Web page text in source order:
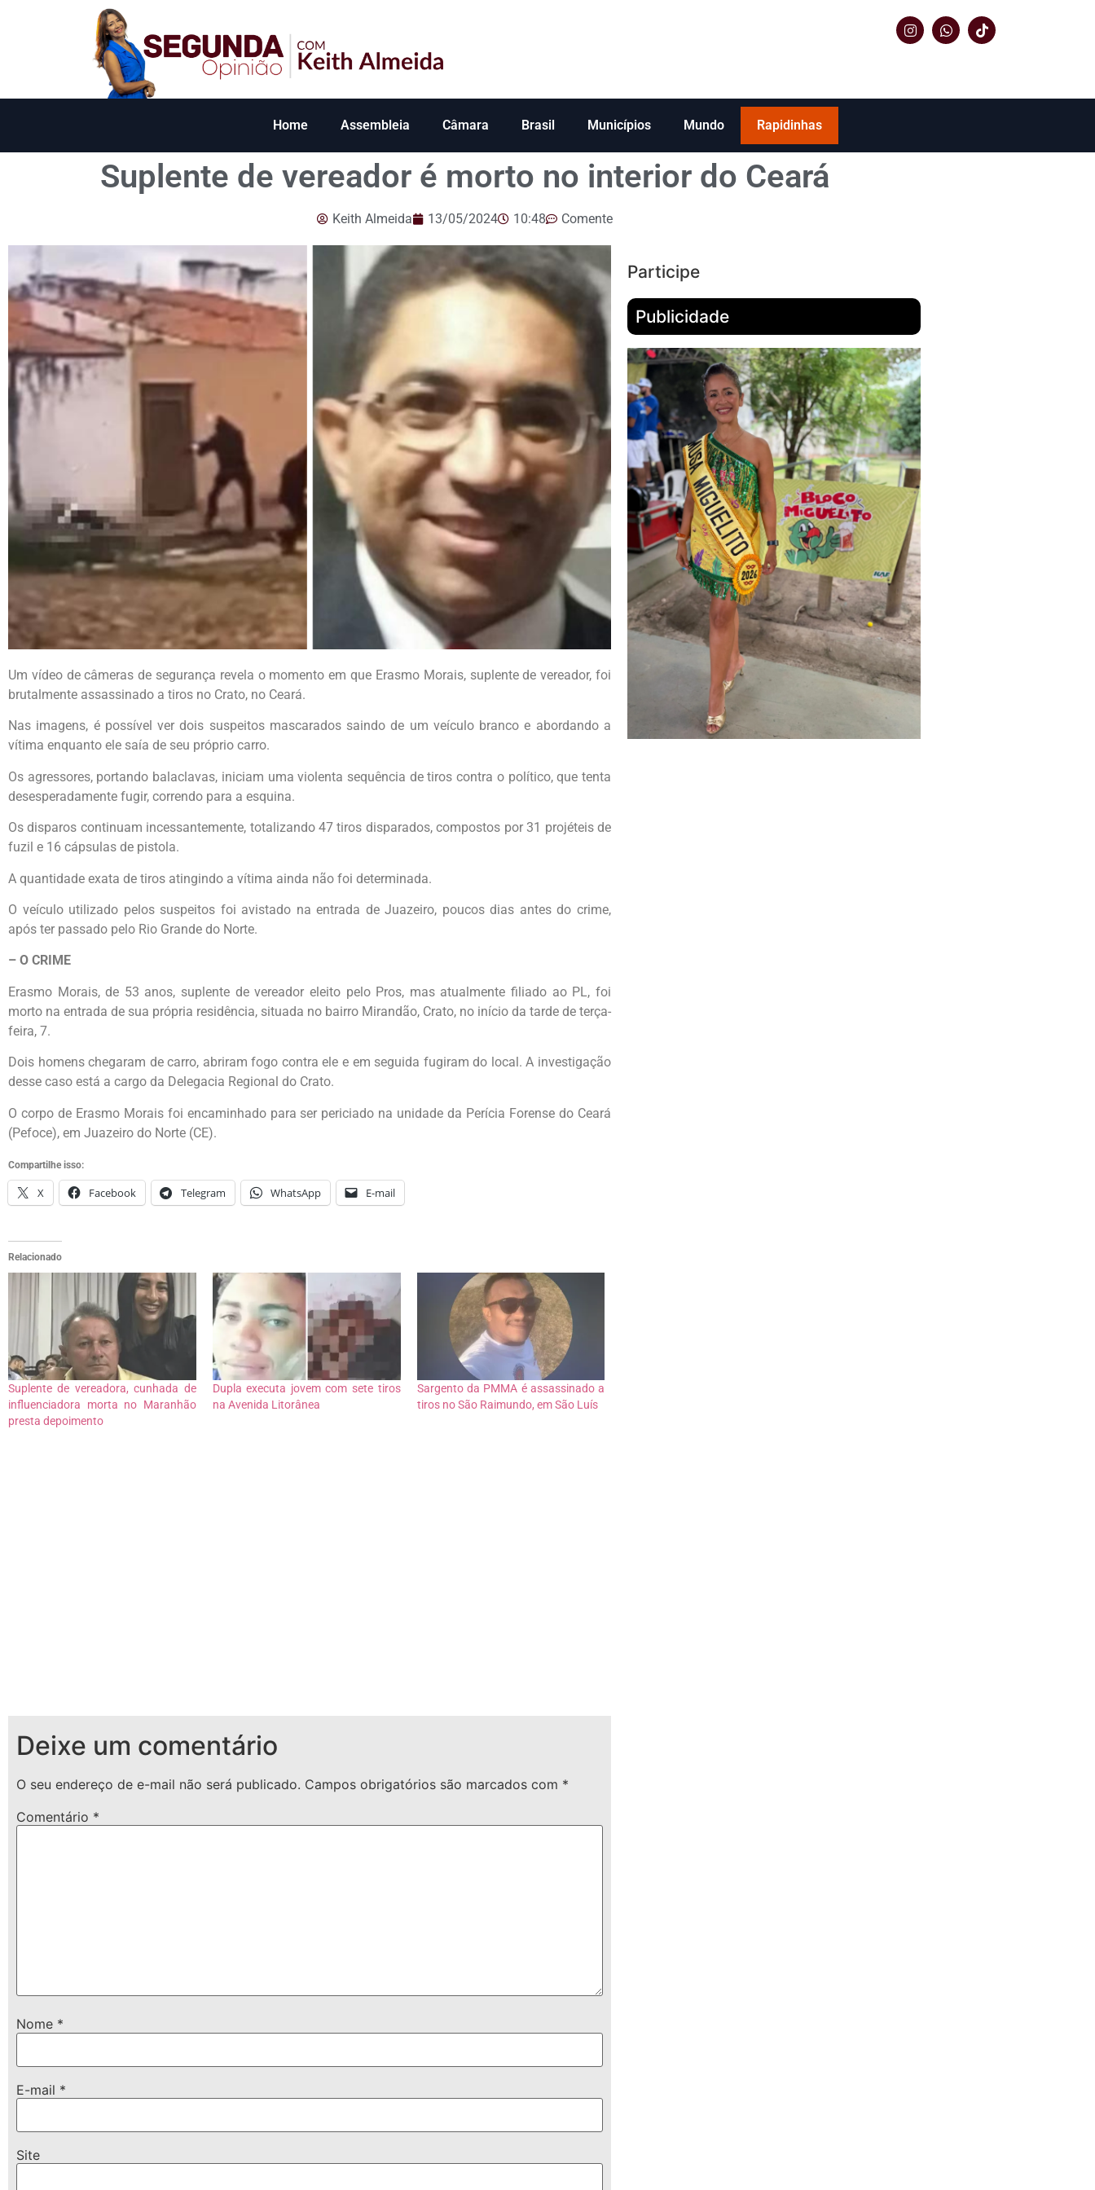
Home Assembleia Câmara Brasil Municípios Mundo Rapidinhas
Suplente de vereador é morto no interior do Ceará
Keith Almeida 13/05/2024 10:48 Comente
Um vídeo de câmeras de segurança revela o momento em que Erasmo Morais, suplente de vereador, foi
brutalmente assassinado a tiros no Crato, no Ceará.
Nas imagens, é possível ver dois suspeitos mascarados saindo de um veículo branco e abordando a
vítima enquanto ele saía de seu próprio carro.
Os agressores, portando balaclavas, iniciam uma violenta sequência de tiros contra o político, que tenta
desesperadamente fugir, correndo para a esquina.
Os disparos continuam incessantemente, totalizando 47 tiros disparados, compostos por 31 projéteis de
fuzil e 16 cápsulas de pistola.
A quantidade exata de tiros atingindo a vítima ainda não foi determinada.
O veículo utilizado pelos suspeitos foi avistado na entrada de Juazeiro, poucos dias antes do crime,
após ter passado pelo Rio Grande do Norte.
– O CRIME
Erasmo Morais, de 53 anos, suplente de vereador eleito pelo Pros, mas atualmente filiado ao PL, foi
morto na entrada de sua própria residência, situada no bairro Mirandão, Crato, no início da tarde de terça-
feira, 7.
Dois homens chegaram de carro, abriram fogo contra ele e em seguida fugiram do local. A investigação
desse caso está a cargo da Delegacia Regional do Crato.
O corpo de Erasmo Morais foi encaminhado para ser periciado na unidade da Perícia Forense do Ceará
(Pefoce), em Juazeiro do Norte (CE).
Compartilhe isso:
X Facebook Telegram WhatsApp E-mail
Relacionado
Suplente de vereadora, cunhada de
influenciadora morta no Maranhão
presta depoimento
Dupla executa jovem com sete tiros
na Avenida Litorânea
Sargento da PMMA é assassinado a
tiros no São Raimundo, em São Luís
Deixe um comentário
O seu endereço de e-mail não será publicado. Campos obrigatórios são marcados com *
Comentário *
Nome *
E-mail *
Site
Participe
Publicidade